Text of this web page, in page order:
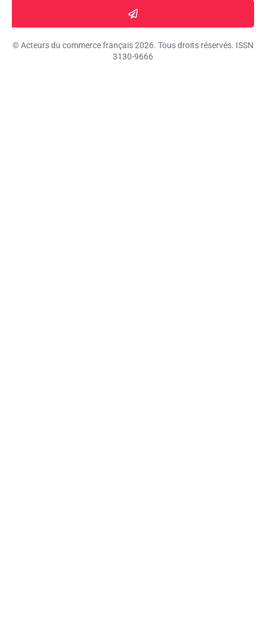
© Acteurs du commerce français 2026. Tous droits réservés. ISSN
3130-9666